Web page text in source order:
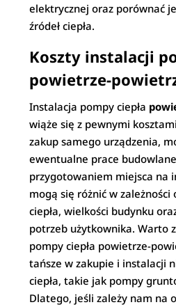
elektrycznej oraz porównać
źródeł ciepła.
Koszty instalacji
powietrze-
Instalacja pompy ciepła
wiąże się z pewnymi
zakup samego urządzenia,
ewentualne prace
przygotowaniem miejsca na
mogą się różnić w
ciepła, wielkości budynku
potrzeb użytkownika. Warto
pompy ciepła powietrze-
tańsze w zakupie i instalacji
ciepła, takie jak pompy
Dlatego, jeśli zależy nam na